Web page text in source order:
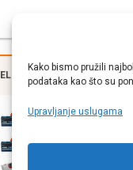
Kako bismo pružili
podataka kao što su
Upravljanje uslugama
ELEKTRIKA
Akumulatori (prema
Akumulatori (lista)